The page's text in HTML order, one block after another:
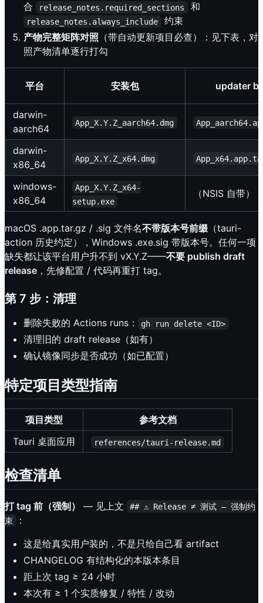
合
release_notes.required_sections 和
release_notes.always_include
约束
产物完整矩阵对照 （带自动更新项目必查）：见下表，对
照产物清单逐行打勾
平台 安装包 updater
darwin-
aarch64
App_X.Y.Z_aarch64.dmg
darwin-
x86_64
App_X.Y.Z_x64.dmg
windows-
x86_64
App_X.Y.Z_x64-
setup.exe
（NSIS 自带）
macOS .app.tar.gz / .sig 文件名不带版本号前缀 （tauri-
action 历史约定），Windows .exe.sig 带版本号。任何一项
缺失都让该平台用户升不到 vX.Y.Z——不要 publish draft
release ，先修配置 / 代码再重打 tag。
第 7 步：清理
删除失败的 Actions runs： gh run delete <ID>
清理旧的 draft release（如有）
确认镜像同步是否成功（如已配置）
特定项目类型指南
项目类型
参考文档
Tauri 桌面应用
references/tauri-release.md
检查清单
打 tag 前（强制） — 见上文
## ⚠️ Release ≠ 测试 — 强制约
束
：
这是给真实用户装的，不是只给自己看 artifact
CHANGELOG 有结构化的本版本条目
距上次 tag ≥ 24 小时
本次有 ≥ 1 个实质修复 / 特性 / 改动